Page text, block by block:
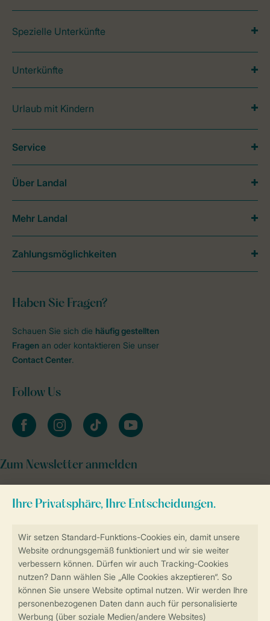
Sicher und schnell zur Online-Buchung
Sichere Datenübertragung
Sicheres Bezahlen
Spezielle Unterkünfte
Unterkünfte
Urlaub mit Kindern
Haben Sie Fragen?
Schauen Sie sich die häufig gestellten
Fragen an oder kontaktieren Sie unser
Contact Center.
Follow Us
facebookinstagramtiktok youtube
Zum Newsletter anmelden
Service
Über Landal
Mehr Landal
Zahlungsmöglichkeiten